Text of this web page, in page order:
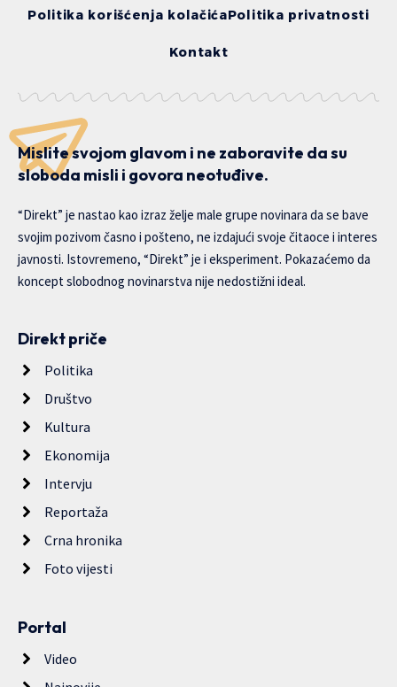
Politika korišćenja kolačićaPolitika privatnosti
Kontakt
Mislite svojom glavom i ne zaboravite da su
sloboda misli i govora neotuđive.
“Direkt” je nastao kao izraz želje male grupe novinara da se bave
svojim pozivom časno i pošteno, ne izdajući svoje čitaoce i interes
javnosti. Istovremeno, “Direkt” je i eksperiment. Pokazaćemo da
koncept slobodnog novinarstva nije nedostižni ideal.
Direkt priče
Politika
Društvo
Kultura
Ekonomija
Intervju
Reportaža
Crna hronika
Foto vijesti
Portal
Video